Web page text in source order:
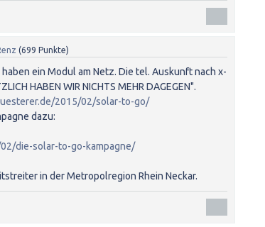
(699 Punkte)
ein Modul am Netz. Die tel. Auskunft nach x-
HABEN WIR NICHTS MEHR DAGEGEN".
2015/02/solar-to-go/
dazu:
die-solar-to-go-kampagne/
in der Metropolregion Rhein Neckar.